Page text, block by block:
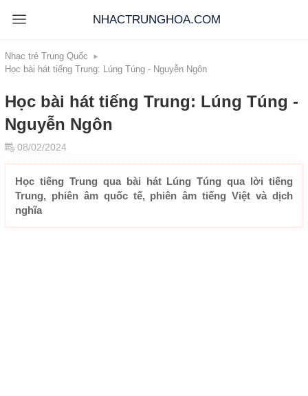
NHACTRUNGHOA.COM
Nhạc trẻ Trung Quốc
Học bài hát tiếng Trung: Lúng Túng - Nguyễn Ngôn
Học bài hát tiếng Trung: Lúng Túng -
Nguyễn Ngôn
08/02/2024
Học tiếng Trung qua bài hát Lúng Túng qua lời tiếng
Trung, phiên âm quốc tế, phiên âm tiếng Việt và dịch
nghĩa